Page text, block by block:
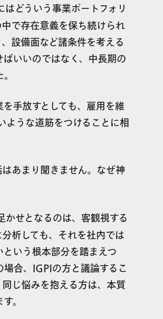
どういう事業ポートフォリ
で存在意義を保ち続けられ
設備面など諸条件を考える
いいのではなく、中長期の
手放すとしても、雇用を維
ような道筋をつけることに相
あまり聞きません。なぜ神
せとなるのは、客観視する
析しても、それを社内では
いう根本部分を踏まえつ
合、IGPIの方と議論するこ
じ悩みを抱える方は、本質
。